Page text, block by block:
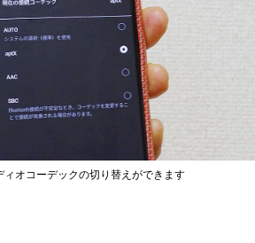
オコーデックの切り替えができます